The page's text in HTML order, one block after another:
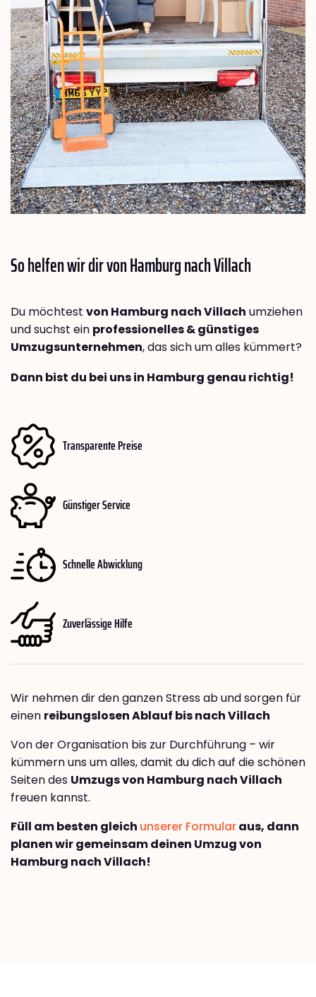
So helfen wir dir von Hamburg nachVillach
Du möchtest von Hamburg nach Villach umziehen
und suchst ein professionelles & günstiges
Umzugsunternehmen, das sich um alles kümmert?
Dann bist du bei uns in Hamburg genau richtig!
Transparente Preise
Günstiger Service
Schnelle Abwicklung
Zuverlässige Hilfe
Wir nehmen dir den ganzen Stress ab und sorgen für
einen reibungslosen Ablauf bis nach Villach
Von der Organisation bis zur Durchführung – wir
kümmern uns um alles, damit du dich auf die schönen
Seiten des Umzugs von Hamburg nach Villach
freuen kannst.
Füll am besten gleich unserer Formularaus, dann
planen wir gemeinsam deinen Umzug von
Hamburg nach Villach!